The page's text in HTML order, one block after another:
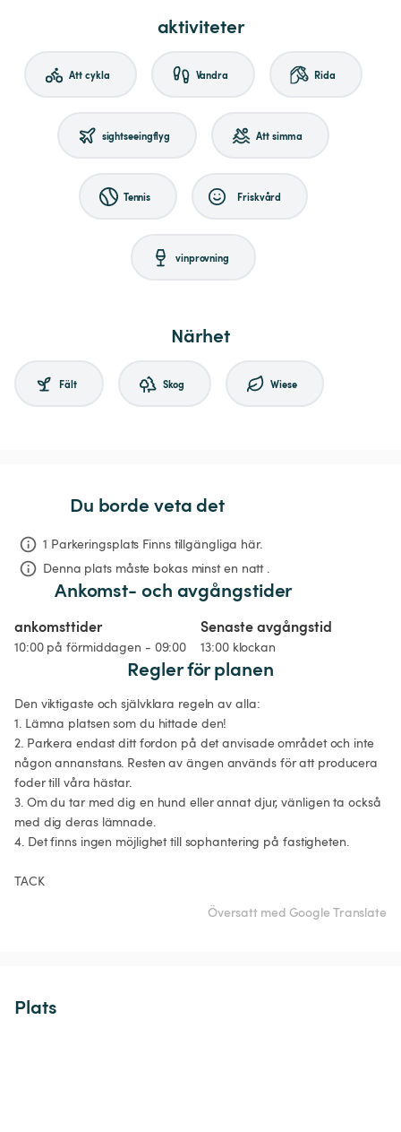
aktiviteter
Att cykla Vandra Rida
sightseeingflyg Att simma
Tennis Friskvård
vinprovning
Närhet
Fält Skog Wiese
Du borde veta det
1 Parkeringsplats Finns tillgängliga här.
Denna plats måste bokas minst en natt .
Ankomst- och avgångstider
ankomsttider
10:00 på förmiddagen - 09:00
Senaste avgångstid
13:00 klockan
Regler för planen
Den viktigaste och självklara regeln av alla:
1. Lämna platsen som du hittade den!
2. Parkera endast ditt fordon på det anvisade området och inte
någon annanstans. Resten av ängen används för att producera
foder till våra hästar.
3. Om du tar med dig en hund eller annat djur, vänligen ta också
med dig deras lämnade.
4. Det finns ingen möjlighet till sophantering på fastigheten.
TACK
Översatt med Google Translate
Plats